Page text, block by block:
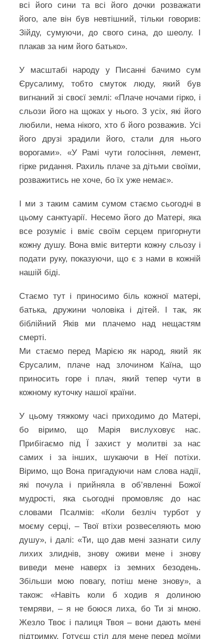
всі його сини та всі його дочки розважати
його, але він був невтішний, тільки говорив:
Зійду, сумуючи, до свого сина, до шеолу. І
плакав за ним його батько».
У масштабі народу у Писанні бачимо сум
Єрусалиму, тобто смуток люду, який був
вигнаний зі своєї землі: «Плаче ночами гірко, і
сльози його на щоках у нього. З усіх, які його
любили, нема нікого, хто б його розважив. Усі
його друзі зрадили його, стали для нього
ворогами». «У Рамі чути голосіння, лемент,
гірке ридання. Рахиль плаче за дітьми своїми,
розважитись не хоче, бо їх уже немає».
І ми з таким самим сумом стаємо сьогодні в
цьому санктуарії. Несемо його до Матері, яка
все розуміє і вміє своїм серцем пригорнути
кожну душу. Вона вміє витерти кожну сльозу і
подати руку, показуючи, що є з нами в кожній
нашій біді.
Стаємо тут і приносимо біль кожної матері,
батька, дружини чоловіка і дітей. І так, як
біблійний Яків ми плачемо над нещастям
смерті.
Ми стаємо перед Марією як народ, який як
Єрусалим, плаче над злочином Каїна, що
приносить горе і плач, який тепер чути в
кожному куточку нашої країни.
У цьому тяжкому часі приходимо до Матері,
бо віримо, що Марія вислуховує нас.
Прибігаємо під Ї захист у молитві за нас
самих і за інших, шукаючи в Неї потіхи.
Віримо, що Вона пригадуючи нам слова надії,
які почула і прийняла в об’явленні Божої
мудрості, яка сьогодні промовляє до нас
словами Псалмів: «Коли безліч турбот у
моєму серці, – Твої втіхи розвеселяють мою
душу», і далі: «Ти, що дав мені зазнати силу
лихих злиднів, знову оживи мене і знову
виведи мене наверх із земних безодень.
Збільши мою повагу, потіш мене знову», а
також: «Навіть коли б ходив я долиною
темряви, – я не боюся лиха, бо Ти зі мною.
Жезло Твоє і палиця Твоя – вони дають мені
підтримку. Готуєш стіл для мене перед моїми